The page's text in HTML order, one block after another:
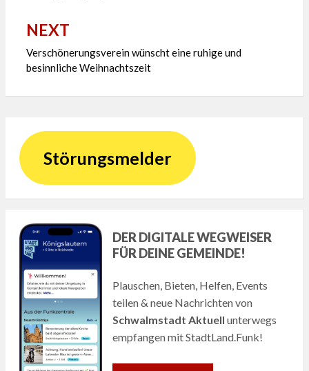
NEXT
Verschönerungsverein wünscht eine ruhige und
besinnliche Weihnachtszeit
Störungsmelder
DER DIGITALE WEGWEISER
FÜR DEINE GEMEINDE!
Plauschen, Bieten, Helfen, Events
teilen & neue Nachrichten von
Schwalmstadt Aktuell unterwegs
empfangen mit StadtLand.Funk!